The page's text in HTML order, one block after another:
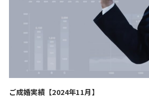
ご成婚実績【2024年11月】